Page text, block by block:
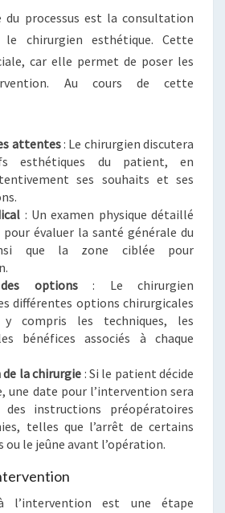
du processus est la consultation
le chirurgien esthétique. Cette
car elle permet de poser les
Au cours de cette
attentes: Le chirurgien discutera
esthétiques du patient, en
ses souhaits et ses
: Un examen physique détaillé
pour évaluer la santé générale du
que la zone ciblée pour
options: Le chirurgien
différentes options chirurgicales
y compris les techniques, les
bénéfices associés à chaque
la chirurgie : Si le patient décide
une date pour l’intervention sera
instructions préopératoires
telles que l’arrêt de certains
ou le jeûne avant l’opération.
l’intervention est une étape